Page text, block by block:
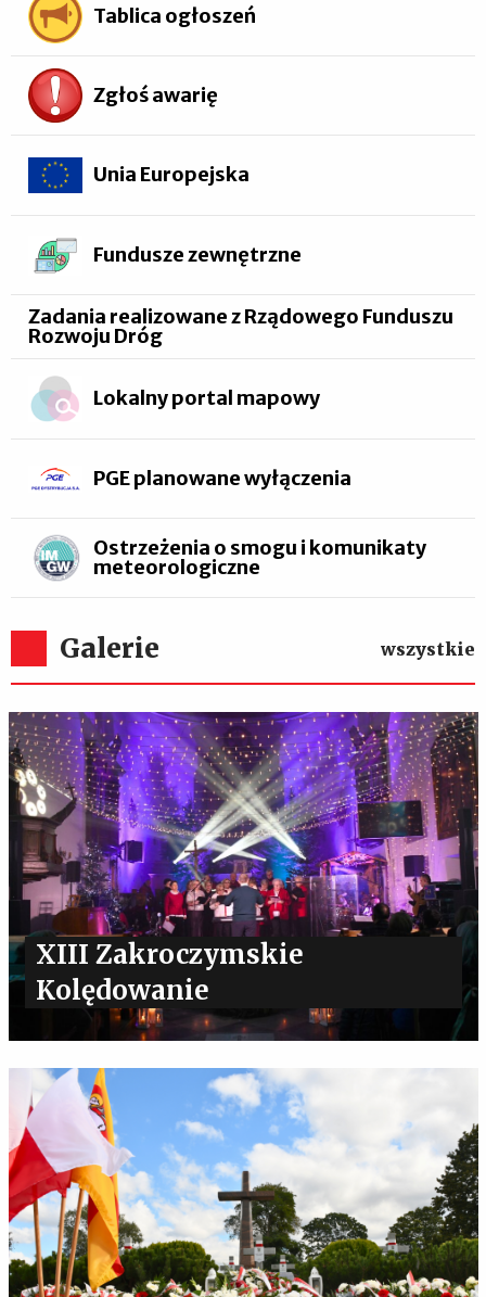
Tablica ogłoszeń
Zgłoś awarię
Unia Europejska
Fundusze zewnętrzne
Zadania realizowane z Rządowego Funduszu
Rozwoju Dróg
Lokalny portal mapowy
PGE planowane wyłączenia
Ostrzeżenia o smogu i komunikaty
meteorologiczne
Galerie wszystkie
XIII Zakroczymskie
Kolędowanie